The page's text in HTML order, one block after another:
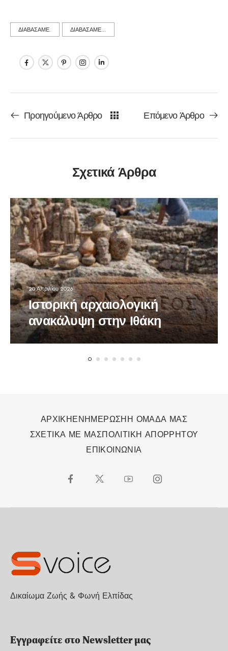
ΔΙΑΒΑΣΑΜΕ. ΔΙΑΒΑΣΑΜΕ...
Προηγούμενο Άρθρο Επόμενο Άρθρο
Σχετικά Άρθρα
20 Απριλίου 2026
Ιστορική αρχαιολογική
ανακάλυψη στην Ιθάκη
ΑΡΧΙΚΗΕΝΗΜΕΡΩΣΗΗ ΟΜΑΔΑ ΜΑΣ
ΣΧΕΤΙΚΑ ΜΕ ΜΑΣΠΟΛΙΤΙΚΗ ΑΠΟΡΡΗΤΟΥ
ΕΠΙΚΟΙΝΩΝΙΑ
Δικαίωμα Ζωής & Φωνή Ελπίδας
Εγγραφείτε στο Newsletter μας